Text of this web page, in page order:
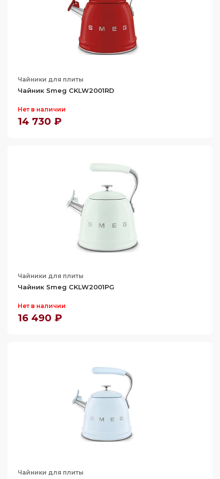
Чайники для плиты
Чайник Smeg CKLW2001RD
Нет в наличии
14 730 ₽
Чайники для плиты
Чайник Smeg CKLW2001PG
Нет в наличии
16 490 ₽
Чайники для плиты